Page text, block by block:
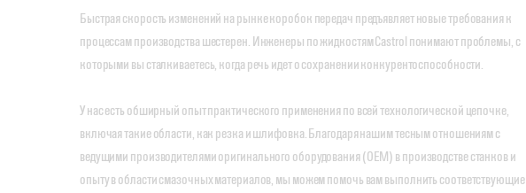
Быстрая скорость изменений на рынке коробок передач предъявляет новые требования к
процессам производства шестерен. Инженеры по жидкостям Castrol понимают проблемы, с
которыми вы сталкиваетесь, когда речь идет о сохранении конкурентоспособности.
У нас есть обширный опыт практического применения по всей технологической цепочке,
включая такие области, как резка и шлифовка. Благодаря нашим тесным отношениям с
ведущими производителями оригинального оборудования (OEM) в производстве станков и
опыту в области смазочных материалов, мы можем помочь вам выполнить соответствующие